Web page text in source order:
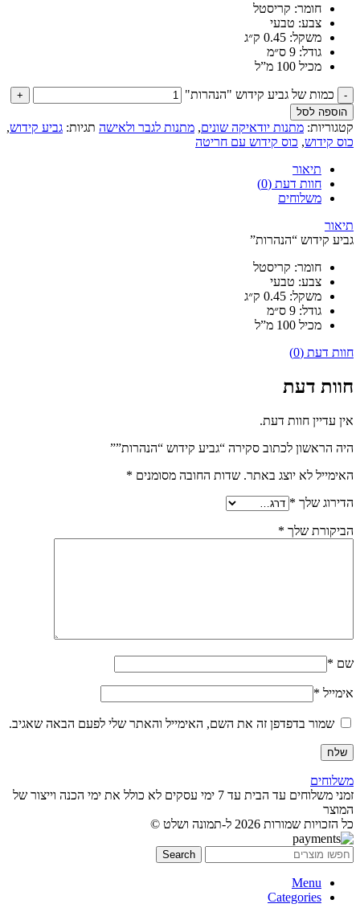
חומר: קריסטל
צבע: טבעי
משקל: 0.45 ק״ג
גודל: 9 ס״מ
מכיל 100 מ”ל
כמות של גביע קידוש "הנהרות"
הוספה לסל
קטגוריות: מתנות יודאיקה שונים, מתנות לגבר ולאישה תגיות: גביע קידוש,
כוס קידוש, כוס קידוש עם חריטה
תיאור
חוות דעת (0)
משלוחים
תיאור
גביע קידוש “הנהרות”
חומר: קריסטל
צבע: טבעי
משקל: 0.45 ק״ג
גודל: 9 ס״מ
מכיל 100 מ”ל
חוות דעת (0)
חוות דעת
אין עדיין חוות דעת.
היה הראשון לכתוב סקירה “גביע קידוש “הנהרות””
האימייל לא יוצג באתר. שדות החובה מסומנים *
הדירוג שלך *
הביקורת שלך *
שם *
אימייל *
שמור בדפדפן זה את השם, האימייל והאתר שלי לפעם הבאה שאגיב.
משלוחים
זמני משלוחים עד הבית עד 7 ימי עסקים לא כולל את ימי הכנה וייצור של
המוצר
כל הזכויות שמורות 2026 ל-תמונה ושלט ©
Search
Menu
Categories